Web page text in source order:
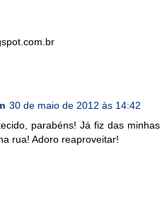
30 de maio de 2012 às 14:42
parabéns! Já fiz das minhas
rua! Adoro reaproveitar!